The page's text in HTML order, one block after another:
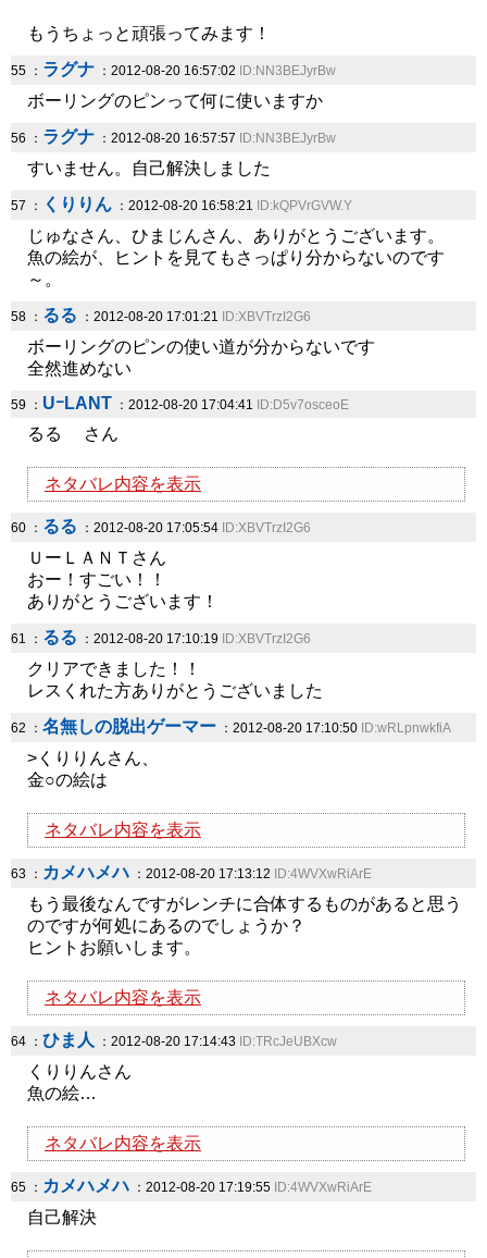
もうちょっと頑張ってみます！
55 ： ラグナ ：2012-08-20 16:57:02 ID:NN3BEJyrBw
ボーリングのピンって何に使いますか
56 ： ラグナ ：2012-08-20 16:57:57 ID:NN3BEJyrBw
すいません。自己解決しました
57 ： くりりん ：2012-08-20 16:58:21 ID:kQPVrGVW.Y
じゅなさん、ひまじんさん、ありがとうございます。
魚の絵が、ヒントを見てもさっぱり分からないのです
～。
58 ： るる ：2012-08-20 17:01:21 ID:XBVTrzI2G6
ボーリングのピンの使い道が分からないです
全然進めない
59 ： UｰLANT ：2012-08-20 17:04:41 ID:D5v7osceoE
るる さん
ネタバレ内容を表示
60 ： るる ：2012-08-20 17:05:54 ID:XBVTrzI2G6
ＵーＬＡＮＴさん
おー！すごい！！
ありがとうございます！
61 ： るる ：2012-08-20 17:10:19 ID:XBVTrzI2G6
クリアできました！！
レスくれた方ありがとうございました
62 ： 名無しの脱出ゲーマー ：2012-08-20 17:10:50 ID:wRLpnwkfiA
>くりりんさん、
金○の絵は
ネタバレ内容を表示
63 ： カメハメハ ：2012-08-20 17:13:12 ID:4WVXwRiArE
もう最後なんですがレンチに合体するものがあると思う
のですが何処にあるのでしょうか？
ヒントお願いします。
ネタバレ内容を表示
64 ： ひま人 ：2012-08-20 17:14:43 ID:TRcJeUBXcw
くりりんさん
魚の絵…
ネタバレ内容を表示
65 ： カメハメハ ：2012-08-20 17:19:55 ID:4WVXwRiArE
自己解決